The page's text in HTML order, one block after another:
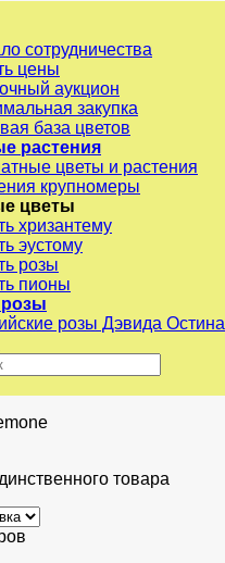
сотрудничества
цены
аукцион
закупка
база цветов
растения
цветы и растения
крупномеры
цветы
хризантему
эустому
розы
пионы
розы Дэвида Остина
товара